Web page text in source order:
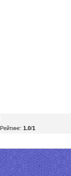
Рейтинг: 1.0/1